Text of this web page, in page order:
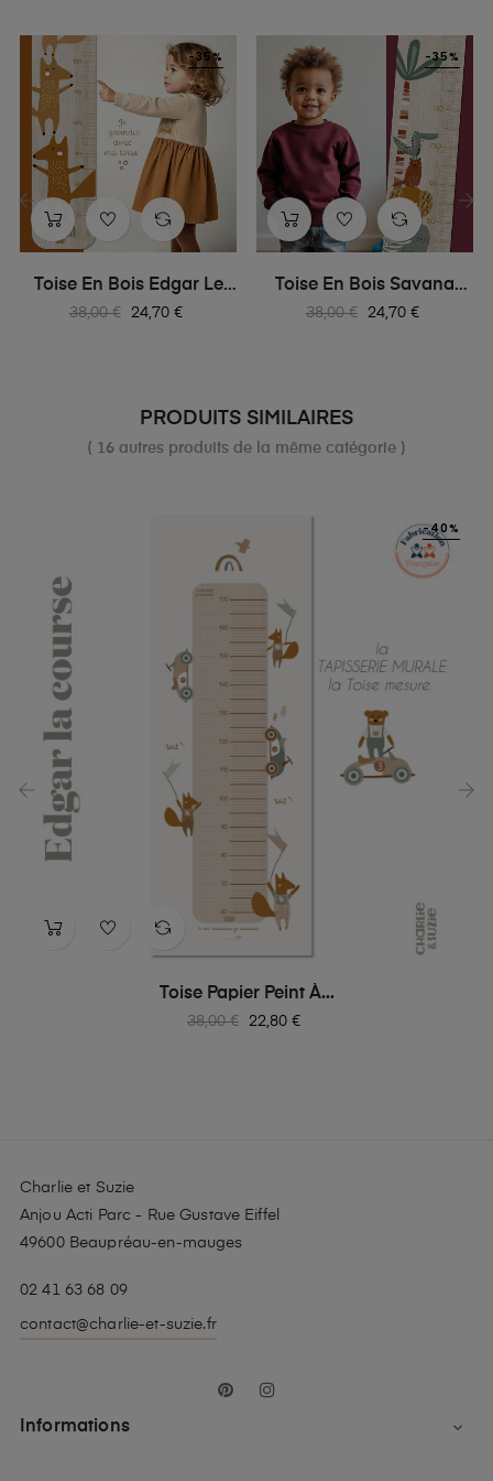
Toise En Bois Edgar Le
Renard
Prix
38,00 €
-35%
Prix
24,70 €
Toise En Bois Savana
Les...
Prix
38,00 €
-35%
Prix
24,70 €
PRODUITS SIMILAIRES
( 16 autres produits de la même catégorie )
Toise Papier Peint À...
Prix
38,00 €
-40%
Prix
22,80 €
Charlie et Suzie
Anjou Acti Parc - Rue Gustave Eiffel
49600 Beaupréau-en-mauges
02 41 63 68 09
contact@charlie-et-suzie.fr
Pinterest
Informations 